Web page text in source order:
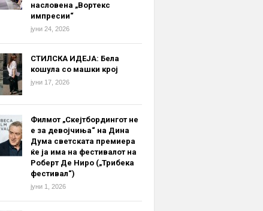
насловена „Вортекс
импресии“
јуни 24, 2026
СТИЛСКА ИДЕЈА: Бела
кошула со машки крој
јуни 17, 2026
Филмот „Скејтбордингот не
е за девојчиња“ на Дина
Дума светската премиера
ќе ја има на фестивалот на
Роберт Де Ниро („Трибека
фестивал“)
јуни 1, 2026